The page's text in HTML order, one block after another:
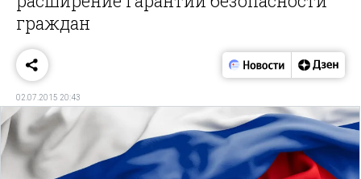
граждан
02.07.2015 20:43